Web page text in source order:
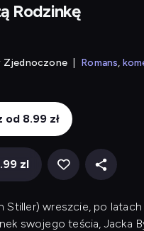
Rodzinkę
Zjednoczone Romans
od 8.99 zł
zl
Stiller) wreszcie, po latach
swojego teścia, Jacka